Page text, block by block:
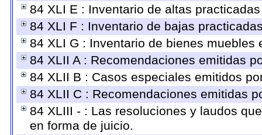
84 XLI E : Inventario de altas
84 XLI F : Inventario de bajas
84 XLI G : Inventario de bienes muebles
84 XLII A : Recomendaciones emitidas
84 XLII B : Casos especiales emitidos
84 XLII C : Recomendaciones emitidas
84 XLIII - : Las resoluciones y laudos
en forma de juicio.